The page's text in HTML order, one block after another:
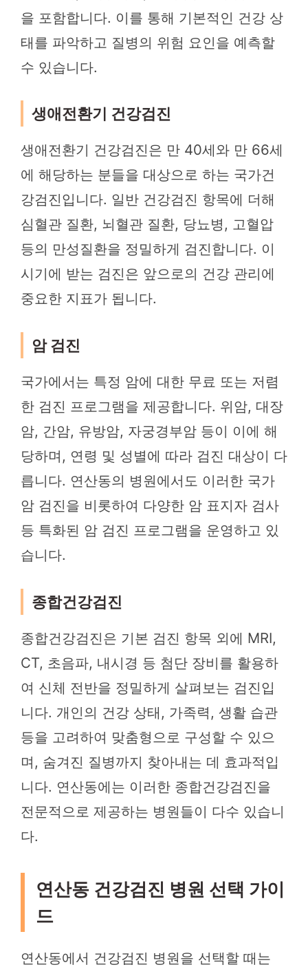
을 포함합니다. 이를 통해 기본적인 건강 상
태를 파악하고 질병의 위험 요인을 예측할
수 있습니다.
생애전환기 건강검진
생애전환기 건강검진은 만 40세와 만 66세
에 해당하는 분들을 대상으로 하는 국가건
강검진입니다. 일반 건강검진 항목에 더해
심혈관 질환, 뇌혈관 질환, 당뇨병, 고혈압
등의 만성질환을 정밀하게 검진합니다. 이
시기에 받는 검진은 앞으로의 건강 관리에
중요한 지표가 됩니다.
암 검진
국가에서는 특정 암에 대한 무료 또는 저렴
한 검진 프로그램을 제공합니다. 위암, 대장
암, 간암, 유방암, 자궁경부암 등이 이에 해
당하며, 연령 및 성별에 따라 검진 대상이 다
릅니다. 연산동의 병원에서도 이러한 국가
암 검진을 비롯하여 다양한 암 표지자 검사
등 특화된 암 검진 프로그램을 운영하고 있
습니다.
종합건강검진
종합건강검진은 기본 검진 항목 외에 MRI,
CT, 초음파, 내시경 등 첨단 장비를 활용하
여 신체 전반을 정밀하게 살펴보는 검진입
니다. 개인의 건강 상태, 가족력, 생활 습관
등을 고려하여 맞춤형으로 구성할 수 있으
며, 숨겨진 질병까지 찾아내는 데 효과적입
니다. 연산동에는 이러한 종합건강검진을
전문적으로 제공하는 병원들이 다수 있습니
다.
연산동 건강검진 병원 선택 가이
드
연산동에서 건강검진 병원을 선택할 때는